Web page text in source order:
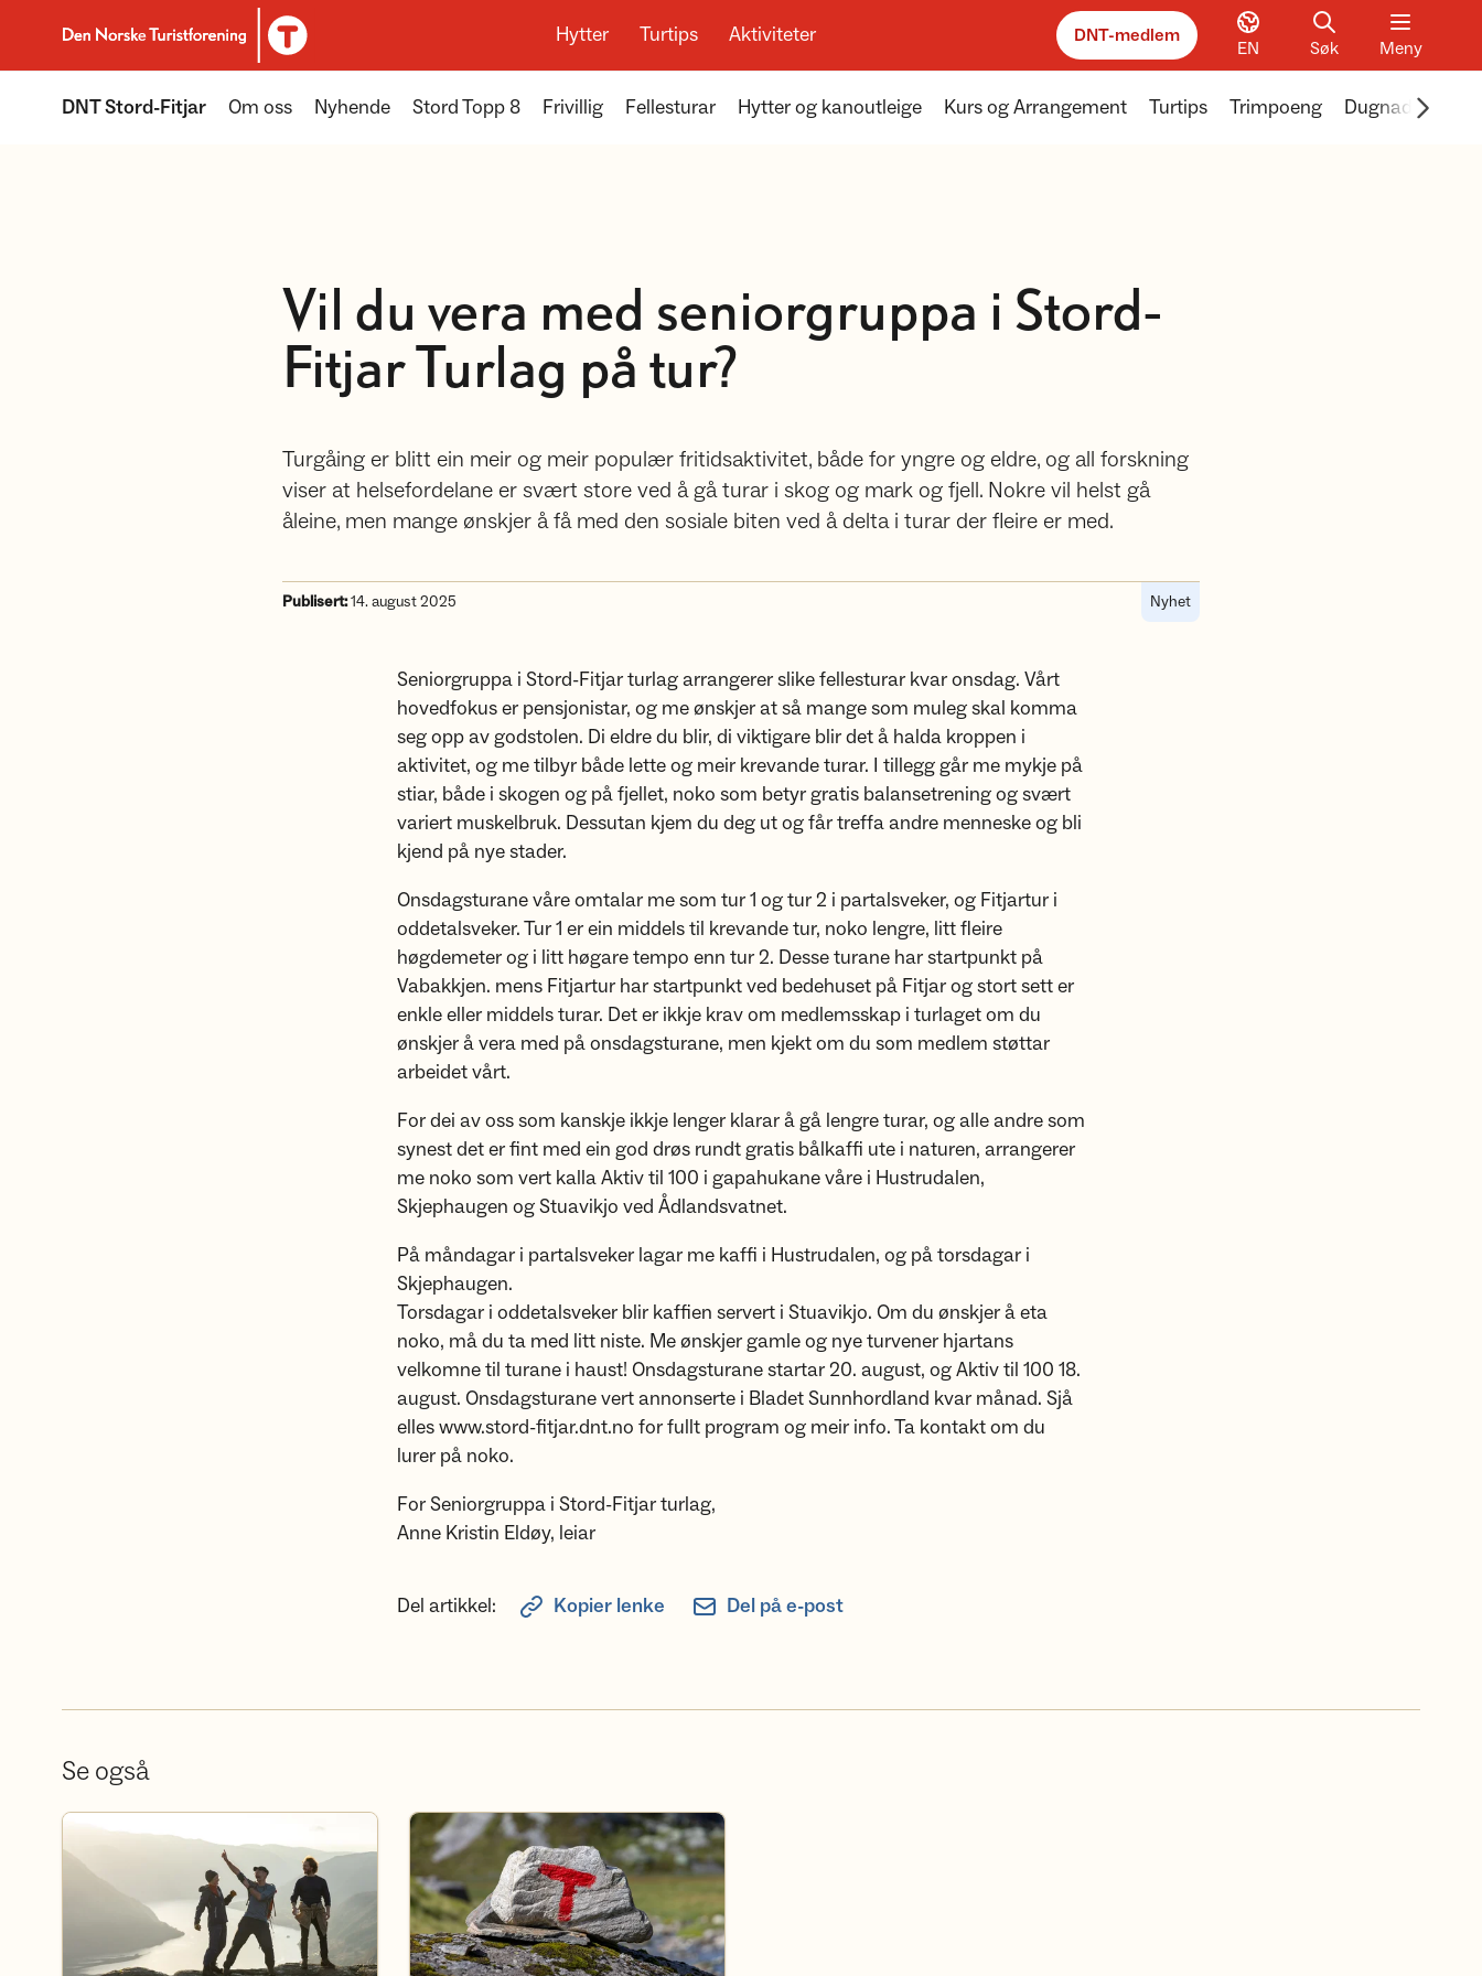
Til DNT.no forside
Hytter Turtips Aktiviteter DNT-medlem
EN Søk Meny
DNT Stord-Fitjar Om oss Nyhende Stord Topp 8 Frivillig Fellesturar Hytter og kanoutleige Kurs og Arrangement Turtips Trimpoeng DugnaderScroll
Vil du vera med seniorgruppa i Stord-
Fitjar Turlag på tur?
Turgåing er blitt ein meir og meir populær fritidsaktivitet, både for yngre og eldre, og all forskning
viser at helsefordelane er svært store ved å gå turar i skog og mark og fjell. Nokre vil helst gå
åleine, men mange ønskjer å få med den sosiale biten ved å delta i turar der fleire er med.
Publisert:14. august 2025 Nyhet
Seniorgruppa i Stord-Fitjar turlag arrangerer slike fellesturar kvar onsdag. Vårt
hovedfokus er pensjonistar, og me ønskjer at så mange som muleg skal komma
seg opp av godstolen. Di eldre du blir, di viktigare blir det å halda kroppen i
aktivitet, og me tilbyr både lette og meir krevande turar. I tillegg går me mykje på
stiar, både i skogen og på fjellet, noko som betyr gratis balansetrening og svært
variert muskelbruk. Dessutan kjem du deg ut og får treffa andre menneske og bli
kjend på nye stader.
Onsdagsturane våre omtalar me som tur 1 og tur 2 i partalsveker, og Fitjartur i
oddetalsveker. Tur 1 er ein middels til krevande tur, noko lengre, litt fleire
høgdemeter og i litt høgare tempo enn tur 2. Desse turane har startpunkt på
Vabakkjen. mens Fitjartur har startpunkt ved bedehuset på Fitjar og stort sett er
enkle eller middels turar. Det er ikkje krav om medlemsskap i turlaget om du
ønskjer å vera med på onsdagsturane, men kjekt om du som medlem støttar
arbeidet vårt.
For dei av oss som kanskje ikkje lenger klarar å gå lengre turar, og alle andre som
synest det er fint med ein god drøs rundt gratis bålkaffi ute i naturen, arrangerer
me noko som vert kalla Aktiv til 100 i gapahukane våre i Hustrudalen,
Skjephaugen og Stuavikjo ved Ådlandsvatnet.
På måndagar i partalsveker lagar me kaffi i Hustrudalen, og på torsdagar i
Skjephaugen.
Torsdagar i oddetalsveker blir kaffien servert i Stuavikjo. Om du ønskjer å eta
noko, må du ta med litt niste. Me ønskjer gamle og nye turvener hjartans
velkomne til turane i haust! Onsdagsturane startar 20. august, og Aktiv til 100 18.
august. Onsdagsturane vert annonserte i Bladet Sunnhordland kvar månad. Sjå
elles www.stord-fitjar.dnt.no for fullt program og meir info. Ta kontakt om du
lurer på noko.
For Seniorgruppa i Stord-Fitjar turlag,
Anne Kristin Eldøy, leiar
Del artikkel: Kopier lenke Del på e-post
Se også
Våre turer og kurs Medlemsfordeler i Turlaget